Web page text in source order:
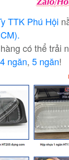
TTK Phú Hội
có thể trải
4 ngăn, 5 ngăn!